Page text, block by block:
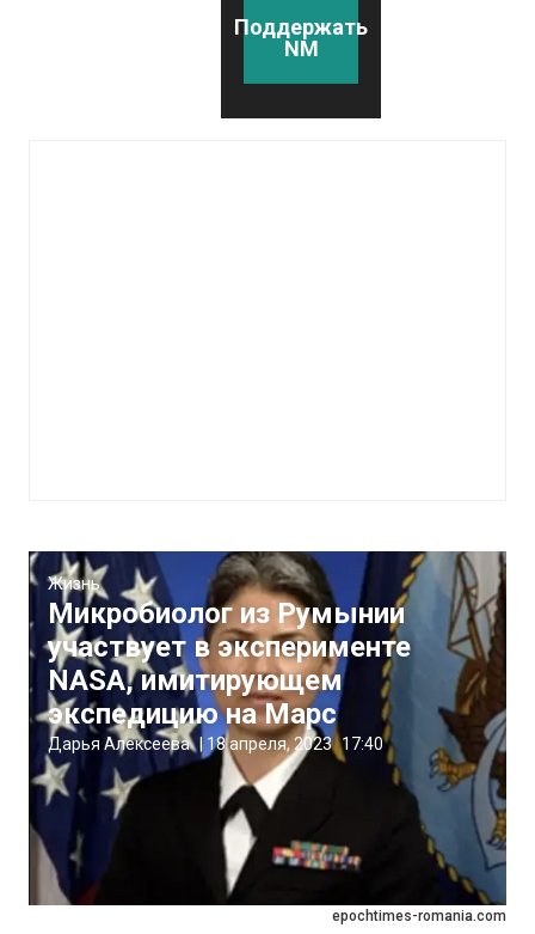
Поддержать
NM
epochtimes-romania.com
Жизнь
Микробиолог из Румынии
участвует в эксперименте
NASA, имитирующем
экспедицию на Марс
Дарья Алексеева | 18 апреля, 2023 17:40